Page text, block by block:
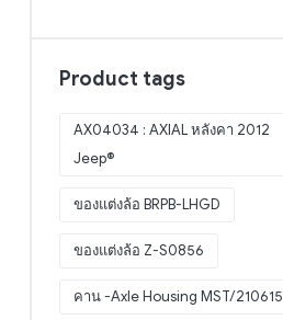
Product tags
AX04034 : AXIAL หลังคา 2012
Jeep®
ของแต่งล้อ BRPB-LHGD
ของแต่งล้อ Z-S0856
คาน -Axle Housing MST/210615